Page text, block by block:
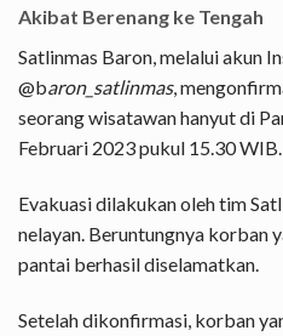
Akibat Berenang ke Tengah
Satlinmas Baron, melalui akun
@baron_satlinmas,
seorang wisatawan hanyut di
Februari 2023 pukul 15.30 WIB.
Evakuasi dilakukan oleh tim
nelayan. Beruntungnya korban
pantai berhasil diselamatkan.
Setelah dikonfirmasi, korban